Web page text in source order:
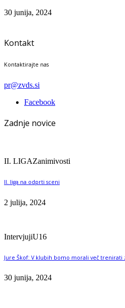
30 junija, 2024
Kontakt
Kontaktirajte nas
pr@zvds.si
Facebook
Zadnje novice
II. LIGAZanimivosti
II. liga na odprti sceni
2 julija, 2024
IntervjujiU16
Jure Škof: V klubih bomo morali več trenirati
30 junija, 2024